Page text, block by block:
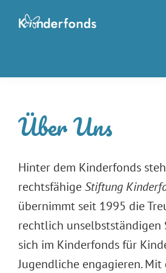
Inhalt
Seitenspalte
Kinder
1995
Über Uns
Hinter dem Kinderfonds
rechtsfähigeStiftung
übernimmt seit 1995 die
rechtlich unselbstständigen
sich im Kinderfonds für
Jugendliche engagieren.